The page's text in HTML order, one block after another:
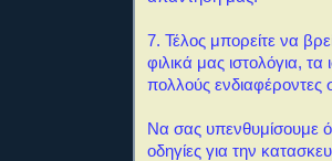
7. Τέλος μπορείτε να
φιλικά μας ιστολόγια,
πολλούς ενδιαφέροντες
Να σας υπενθυμίσουμε
οδηγίες για την